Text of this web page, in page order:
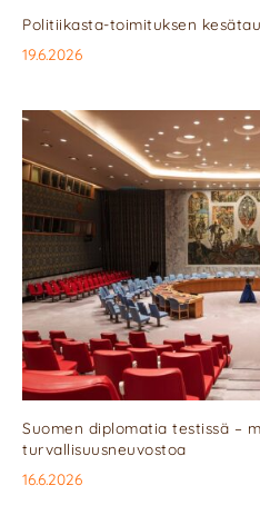
Politiikasta-toimituksen
19.6.2026
Suomen diplomatia testissä –
turvallisuusneuvostoa
16.6.2026